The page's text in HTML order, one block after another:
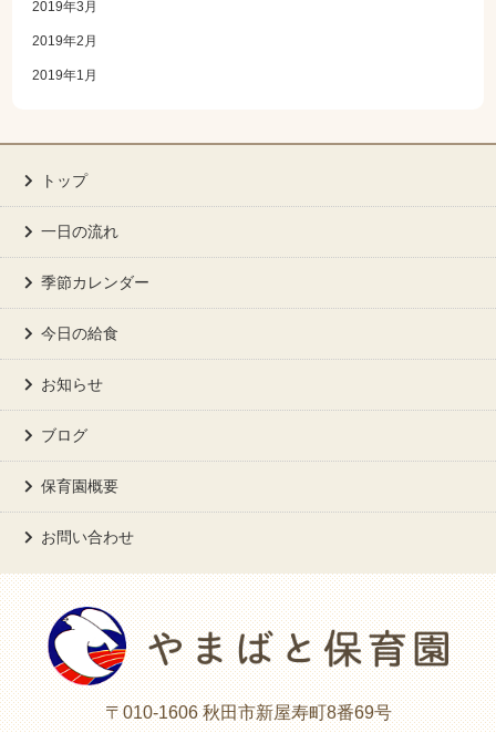
2019年3月
2019年2月
2019年1月
トップ
一日の流れ
季節カレンダー
今日の給食
お知らせ
ブログ
保育園概要
お問い合わせ
〒010-1606 秋田市新屋寿町8番69号